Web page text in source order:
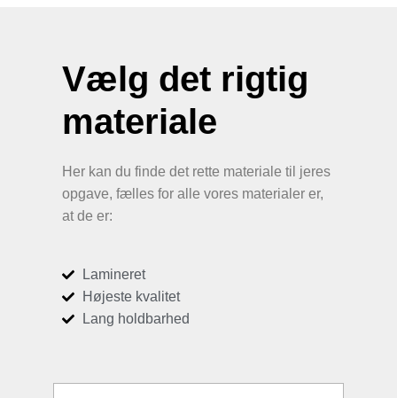
Vælg det rigtig
materiale
Her kan du finde det rette materiale til jeres
opgave, fælles for alle vores materialer er,
at de er:
Lamineret
Højeste kvalitet
Lang holdbarhed